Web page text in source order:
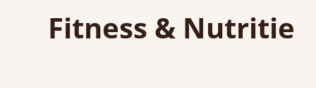
Fitness & Nutritie